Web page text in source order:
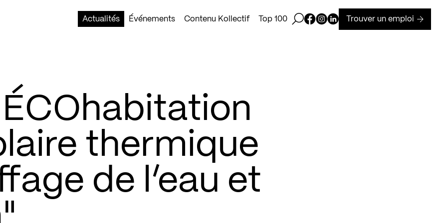
Actualités
Événements Contenu Kollectif Top 100 Ouvrir la barre de recherche
Page Facebook de Kollectif
Page Instagram de Kollectif
Page Linkedin de Kollectif
Trouver un emploi
thermique
de l’eau et